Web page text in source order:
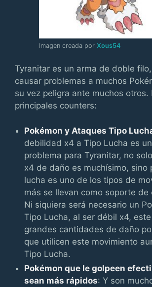
Imagen creada por Xous54
Tyranitar es un arma de doble
causar problemas a muchos
su vez peligra ante muchos otros.
principales counters:
Pokémon y Ataques Tipo
debilidad x4 a Tipo Lucha es
problema para Tyranitar, no
x4 de daño es muchísimo, sino
lucha es uno de los tipos de
más se llevan como soporte de
Ni siquiera será necesario un
Tipo Lucha, al ser débil x4,
grandes cantidades de daño
que utilicen este movimiento
Tipo Lucha.
Pokémon que le golpeen
sean más rápidos: Y son